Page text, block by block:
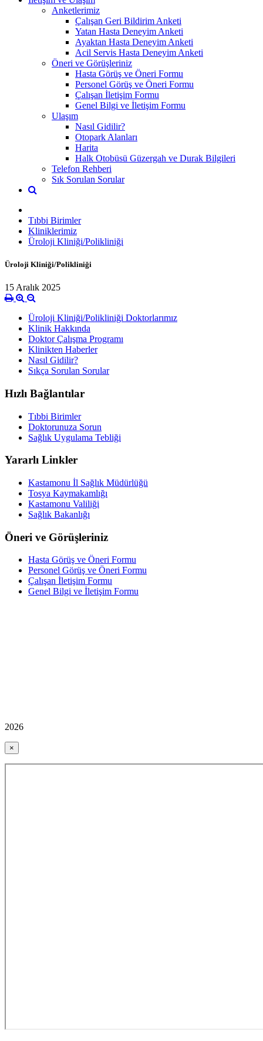
Anketlerimiz
Çalışan Geri Bildirim Anketi
Yatan Hasta Deneyim Anketi
Ayaktan Hasta Deneyim Anketi
Acil Servis Hasta Deneyim Anketi
Öneri ve Görüşleriniz
Hasta Görüş ve Öneri Formu
Personel Görüş ve Öneri Formu
Çalışan İletişim Formu
Genel Bilgi ve İletişim Formu
Ulaşım
Nasıl Gidilir?
Otopark Alanları
Harita
Halk Otobüsü Güzergah ve Durak Bilgileri
Telefon Rehberi
Sık Sorulan Sorular
Tıbbi Birimler
Kliniklerimiz
Üroloji Kliniği/Polikliniği
Üroloji Kliniği/Polikliniği
15 Aralık 2025
Üroloji Kliniği/Polikliniği Doktorlarımız
Klinik Hakkında
Doktor Çalışma Programı
Klinikten Haberler
Nasıl Gidilir?
Sıkça Sorulan Sorular
Hızlı Bağlantılar
Tıbbi Birimler
Doktorunuza Sorun
Sağlık Uygulama Tebliği
Yararlı Linkler
Kastamonu İl Sağlık Müdürlüğü
Tosya Kaymakamlığı
Kastamonu Valiliği
Sağlık Bakanlığı
Öneri ve Görüşleriniz
Hasta Görüş ve Öneri Formu
Personel Görüş ve Öneri Formu
Çalışan İletişim Formu
Genel Bilgi ve İletişim Formu
2026
×